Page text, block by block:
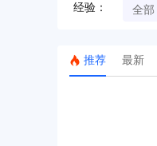
经验： 全部
推荐 最新